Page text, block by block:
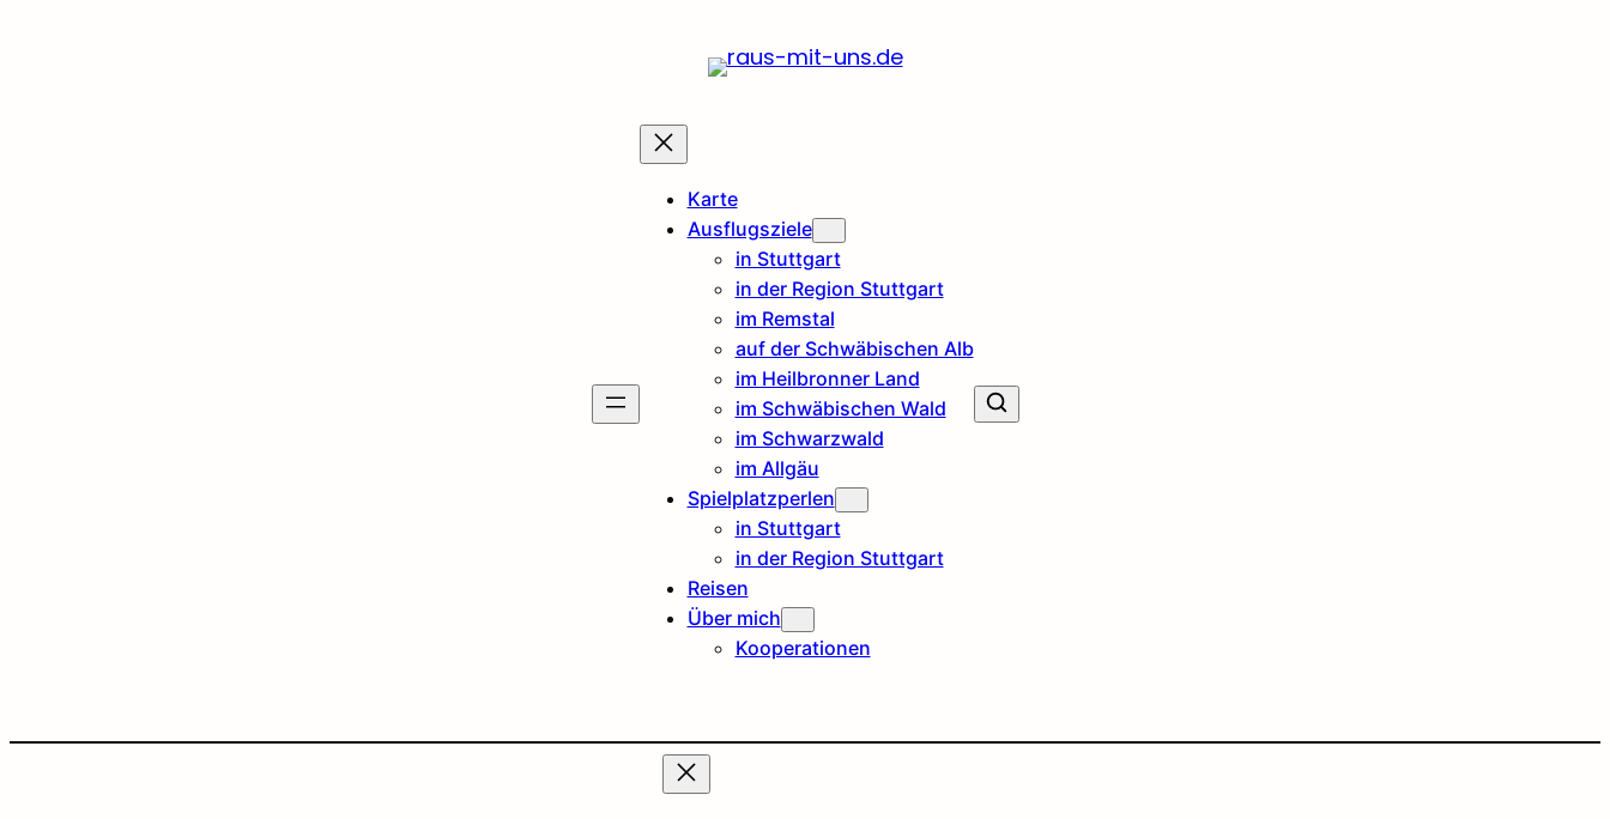
Karte
Ausflugsziele
in Stuttgart
in der Region Stuttgart
im Remstal
auf der Schwäbischen Alb
im Heilbronner Land
im Schwäbischen Wald
im Schwarzwald
im Allgäu
Spielplatzperlen
in Stuttgart
in der Region Stuttgart
Reisen
Über mich
Kooperationen